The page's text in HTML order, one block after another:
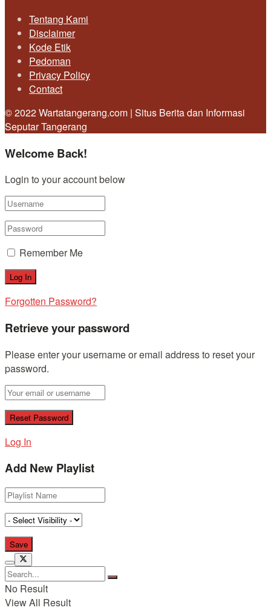
Tentang Kami
Disclaimer
Kode Etik
Pedoman
Privacy Policy
Contact
© 2022 Wartatangerang.com | Situs Berita dan Informasi
Seputar Tangerang
Welcome Back!
Login to your account below
Remember Me
Forgotten Password?
Retrieve your password
Please enter your username or email address to reset your
password.
Log In
Add New Playlist
No Result
View All Result